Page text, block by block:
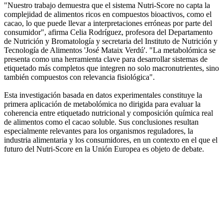
"Nuestro trabajo demuestra que el sistema Nutri-Score no capta la
complejidad de alimentos ricos en compuestos bioactivos, como el
cacao, lo que puede llevar a interpretaciones erróneas por parte del
consumidor", afirma Celia Rodríguez, profesora del Departamento
de Nutrición y Bromatología y secretaria del Instituto de Nutrición y
Tecnología de Alimentos 'José Mataix Verdú'. "La metabolómica se
presenta como una herramienta clave para desarrollar sistemas de
etiquetado más completos que integren no solo macronutrientes, sino
también compuestos con relevancia fisiológica".
Esta investigación basada en datos experimentales constituye la
primera aplicación de metabolómica no dirigida para evaluar la
coherencia entre etiquetado nutricional y composición química real
de alimentos como el cacao soluble. Sus conclusiones resultan
especialmente relevantes para los organismos reguladores, la
industria alimentaria y los consumidores, en un contexto en el que el
futuro del Nutri-Score en la Unión Europea es objeto de debate.